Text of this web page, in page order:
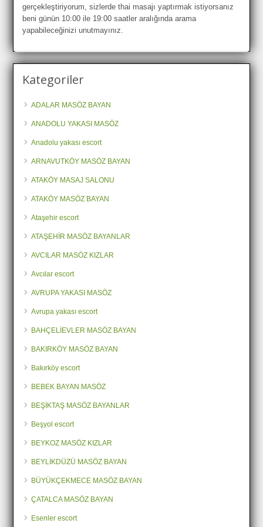
gerçekleştiriyorum, sizlerde thai masajı yaptırmak istiyorsanız
beni günün 10:00 ile 19:00 saatler aralığında arama
yapabileceğinizi unutmayınız.
Kategoriler
ADALAR MASÖZ BAYAN
ANADOLU YAKASI MASÖZ
Anadolu yakası escort
ARNAVUTKÖY MASÖZ BAYAN
ATAKÖY MASAJ SALONU
ATAKÖY MASÖZ BAYAN
Ataşehir escort
ATAŞEHİR MASÖZ BAYANLAR
AVCILAR MASÖZ KIZLAR
Avcılar escort
AVRUPA YAKASI MASÖZ
Avrupa yakası escort
BAHÇELİEVLER MASÖZ BAYAN
BAKIRKÖY MASÖZ BAYAN
Bakırköy escort
BEBEK BAYAN MASÖZ
BEŞİKTAŞ MASÖZ BAYANLAR
Beşyol escort
BEYKOZ MASÖZ KIZLAR
BEYLİKDÜZÜ MASÖZ BAYAN
BÜYÜKÇEKMECE MASÖZ BAYAN
ÇATALCA MASÖZ BAYAN
Esenler escort